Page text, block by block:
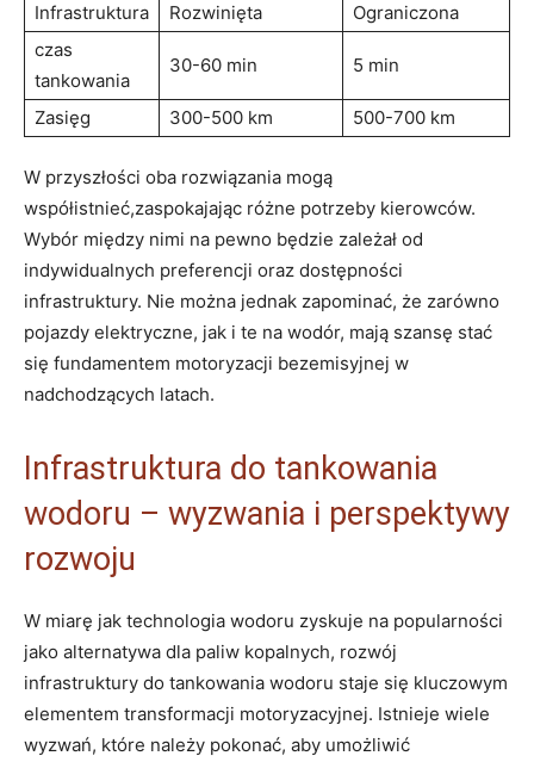
Infrastruktura
Rozwinięta
Ograniczona
czas
tankowania
30-60 min 5‍ min
Zasięg 300-500 km 500-700‌ km
W przyszłości oba rozwiązania mogą
współistnieć,zaspokajając⁣ różne potrzeby kierowców.
⁢Wybór między nimi na pewno będzie​ zależał od
indywidualnych preferencji oraz dostępności
infrastruktury. Nie⁢ można jednak zapominać, że⁣ zarówno
pojazdy elektryczne, jak i te ⁣na wodór, mają ‍szansę stać
się fundamentem motoryzacji bezemisyjnej ​w
nadchodzących latach.
Infrastruktura do tankowania
wodoru – wyzwania i perspektywy
rozwoju
W miarę jak technologia wodoru zyskuje ‌na popularności
jako alternatywa dla paliw⁤ kopalnych, rozwój⁢
infrastruktury⁤ do tankowania wodoru staje się kluczowym
elementem transformacji motoryzacyjnej. Istnieje wiele⁢
wyzwań, które należy pokonać, aby ⁤umożliwić